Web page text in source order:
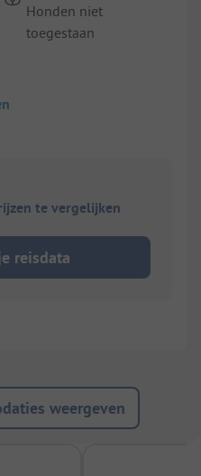
Honden niet
toegestaan
te vergelijken
reisdata
weergeven